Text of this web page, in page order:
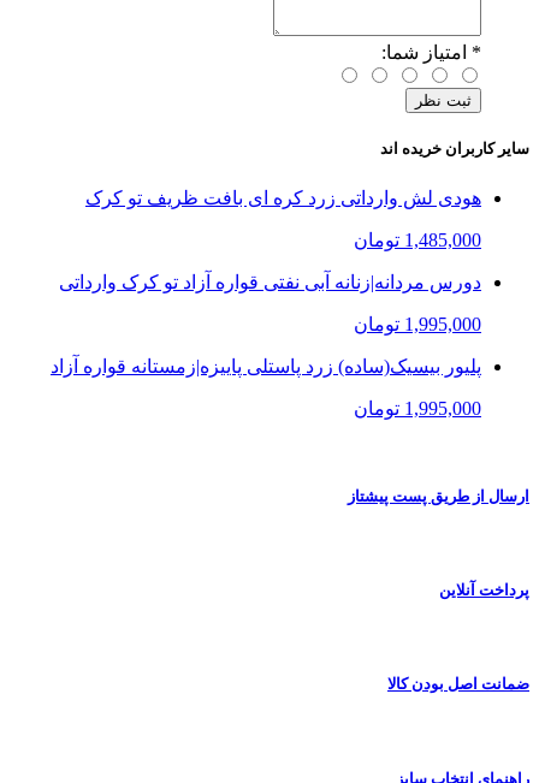
* امتیاز شما:
سایر کاربران خریده اند
هودی لش وارداتی زرد کره ای بافت ظریف تو کرک
1,485,000 تومان
دورس مردانه|زنانه آبی نفتی قواره آزاد تو کرک وارداتی
1,995,000 تومان
پلیور بیسیک(ساده) زرد پاستلی پاییزه|زمستانه قواره آزاد
1,995,000 تومان
ارسال از طریق پست پیشتاز
پرداخت آنلاین
ضمانت اصل بودن کالا
راهنمای انتخاب سایز